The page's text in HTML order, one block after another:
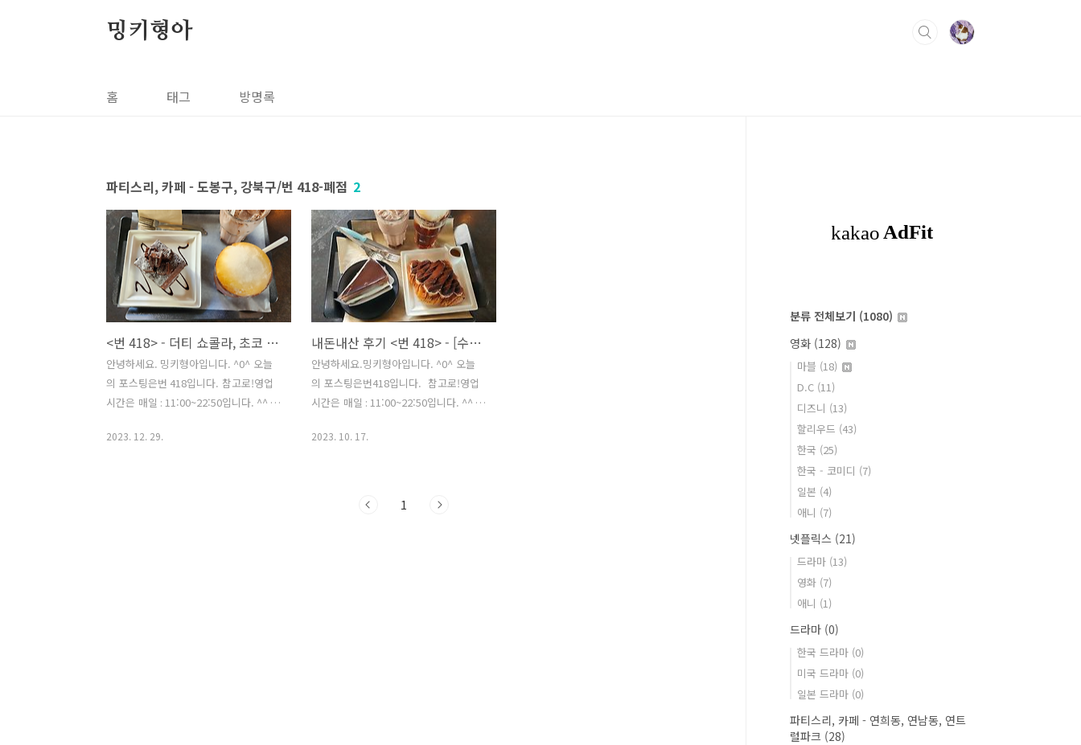
밍키형아
홈 태그 방명록
파티스리, 카페 - 도봉구, 강북구/번 418-폐점 2
<번 418> - 더티 쇼콜라, 초코 라떼, 아이스 아메리카노 / [수유역 베이커리 카페] - 내돈내산 후기
안녕하세요. 밍키형아입니다. ^0^ 오늘
의 포스팅은번 418입니다. 참고로!영업
시간은 매일 : 11:00~22:50입니다. ^^ 동
동짬뽕에서 점심을 먹고마지막으로 디저
2023. 12. 29.
내돈내산 후기 <번 418> - [수유역 베이커리 카페] / 더블초코 케이크, 티라미수 크로와상, 아이스 아메리카노
안녕하세요.밍키형아입니다. ^0^ 오늘
의 포스팅은번418입니다. 참고로!영업
시간은 매일 : 11:00~22:50입니다. ^^ 영
을 먹게 되다 보니...수유역 근처에서 카
이번에 버거파크에 방문 후에 번418에 방
2023. 10. 17.
1
분류 전체보기 (1080)
영화 (128)
마블 (18)
D.C (11)
디즈니 (13)
할리우드 (43)
한국 (25)
한국 - 코미디 (7)
일본 (4)
애니 (7)
넷플릭스 (21)
드라마 (13)
영화 (7)
애니 (1)
드라마 (0)
한국 드라마 (0)
미국 드라마 (0)
일본 드라마 (0)
파티스리, 카페 - 연희동, 연남동, 연트
럴파크 (28)